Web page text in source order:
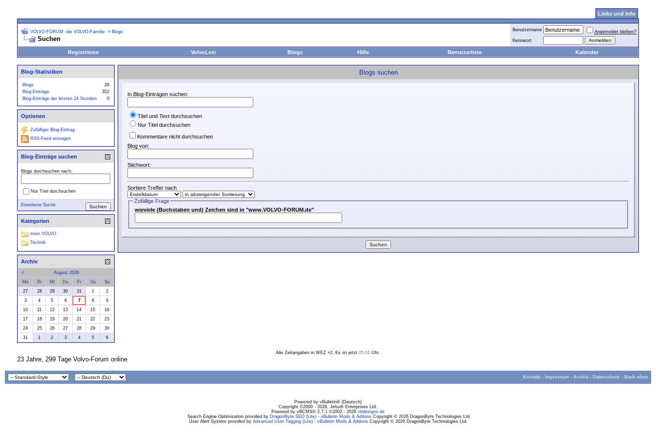
Links und Info
VOLVO-FORUM -die VOLVO-Familie- > Blogs
Suchen
Benutzername
Angemeldet bleiben?
Kennwort
Registrieren VolvoLexi Blogs Hilfe Benutzerliste Kalender
Blogs suchen
In Blog-Einträgen suchen:
Titel und Text durchsuchen
Nur Titel durchsuchen
Kommentare nicht durchsuchen
Blog von:
Stichwort:
Sortiere Treffer nach
Zufällige Frage
wieviele (Buchstaben und) Zeichen sind in "www.VOLVO-FORUM.de"
Blog-Statistiken
Blogs
28
Blog-Einträge
352
Blog-Einträge der letzten 24 Stunden
0
Optionen
Zufälliger Blog-Eintrag
RSS-Feed anzeigen
Blog-Einträge suchen
Blogs durchsuchen nach:
Nur Titel durchsuchen
Erweiterte Suche
Kategorien
mein VOLVO
Technik
Archiv
<
August 2026
Mo
Di Mi Do Fr Sa
So
27
28 29 30 31 1
2
3
4 5 6 7 8
9
10
11 12 13 14 15
16
17
18 19 20 21 22
23
24
25 26 27 28 29
30
31
1 2 3 4 5 6
Alle Zeitangaben in WEZ +2. Es ist jetzt 05:01 Uhr.
23 Jahre, 299 Tage Volvo-Forum online
Kontakt - Impressum - Archiv - Datenschutz - Nach oben
Powered by vBulletin® (Deutsch)
Copyright ©2000 - 2026, Jelsoft Enterprises Ltd.
Powered by vBCMS® 2.7.1 ©2002 - 2026 vbdesigns.de
Search Engine Optimisation provided by DragonByte SEO (Lite)- vBulletin Mods & AddonsCopyright © 2026 DragonByte Technologies Ltd.
User Alert System provided by Advanced User Tagging (Lite)- vBulletin Mods & AddonsCopyright © 2026 DragonByte Technologies Ltd.